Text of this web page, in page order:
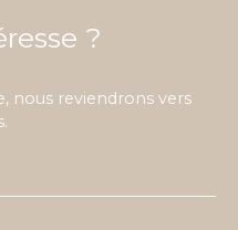
?
nous reviendrons vers